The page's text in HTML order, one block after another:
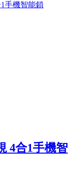
手機智能鎖
4合1手機智